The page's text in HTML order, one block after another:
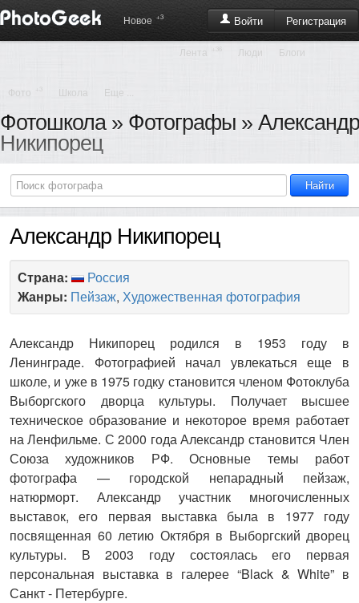
Войти Регистрация
Новое +3
Лента Люди Блоги
Фото Школа Еще ...
Фотошкола» Фотографы » Александр
Никипорец
Александр Никипорец
Страна:
Россия
Жанры: Пейзаж, Художественная фотография
Александр Никипорец родился в 1953 году в
Ленинграде. Фотографией начал увлекаться еще в
школе, и уже в 1975 годку становится членом Фотоклуба
Выборгского дворца культуры. Получает высшее
техническое образование и некоторое время работает
на Ленфильме. С 2000 года Александр становится Член
Союза художников РФ. Основные темы работ
фотографа — городской непарадный пейзаж,
натюрморт. Александр участник многочисленных
выставок, его первая выставка была в 1977 году
посвященная 60 летию Октября в Выборгский дворец
культуры. В 2003 году состоялась его первая
персональная выставка в галерее “Black & White” в
Санкт - Петербурге.